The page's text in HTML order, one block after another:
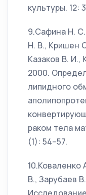
культуры. 12:
9.Сафина Н.
Н. В., Кришен
Казаков В. И.,
2000.
липидного
раком тела
(1): 54–57.
10.Коваленко
В., Зарубаев